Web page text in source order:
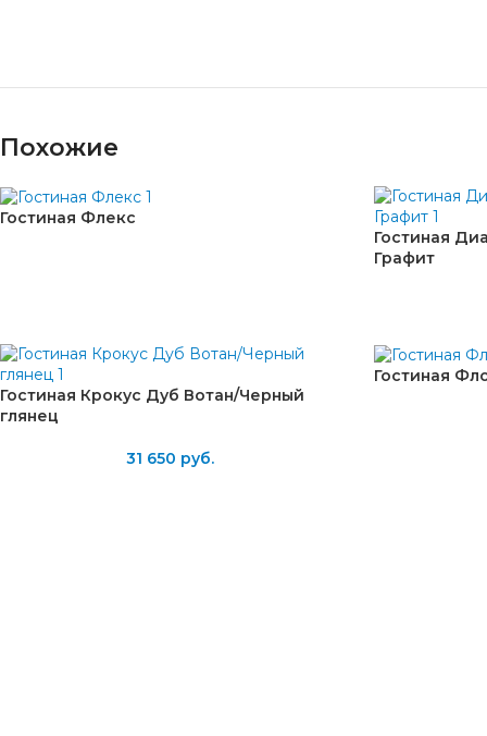
Похожие
Гостиная Флекс
Гостиная
Графит
Гостиная Крокус Дуб Вотан/Черный
глянец
31 650 руб.
Гостиная